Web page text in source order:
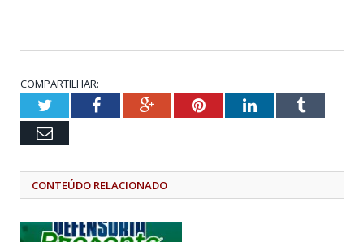
COMPARTILHAR:
TwitterFacebookGoogle+PinterestLinkedInTumblr
Email
CONTEÚDO RELACIONADO